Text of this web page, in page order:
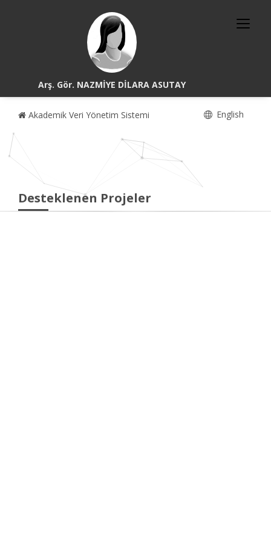
Arş. Gör. NAZMİYE DİLARA ASUTAY
Akademik Veri Yönetim Sistemi English
Desteklenen Projeler